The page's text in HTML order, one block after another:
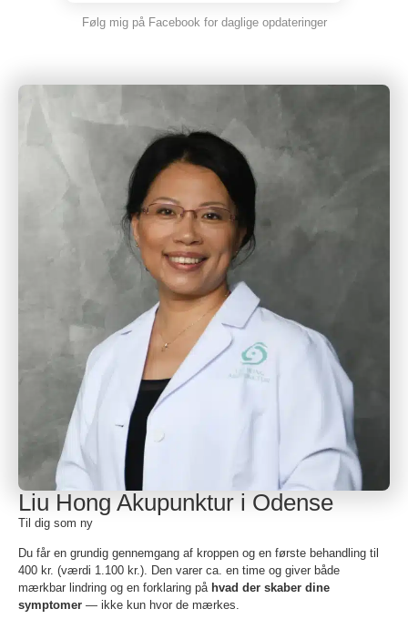
Følg mig på Facebook for daglige opdateringer
Liu Hong Akupunktur i Odense
Til dig som ny
Du får en grundig gennemgang af kroppen og en første behandling til
400 kr. (værdi 1.100 kr.). Den varer ca. en time og giver både
mærkbar lindring og en forklaring på hvad der skaber dine
symptomer — ikke kun hvor de mærkes.